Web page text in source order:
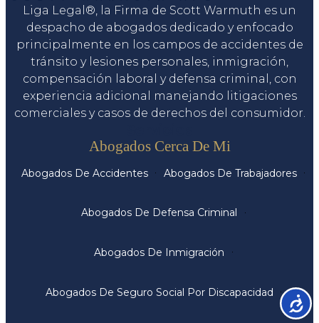
Liga Legal®, la Firma de Scott Warmuth es un
despacho de abogados dedicado y enfocado
principalmente en los campos de accidentes de
tránsito y lesiones personales, inmigración,
compensación laboral y defensa criminal, con
experiencia adicional manejando litigaciones
comerciales y casos de derechos del consumidor.
Abogados Cerca De Mi
Abogados De Accidentes Abogados De Trabajadores
Abogados De Defensa Criminal
Abogados De Inmigración
Abogados De Seguro Social Por Discapacidad